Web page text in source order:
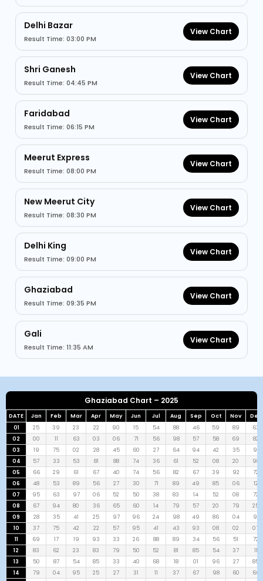
Delhi Bazar
Result Time: 03:00 PM
View Chart
Shri Ganesh
Result Time: 04:45 PM
View Chart
Faridabad
Result Time: 06:15 PM
View Chart
Meerut Express
Result Time: 08:00 PM
View Chart
New Meerut City
Result Time: 08:30 PM
View Chart
Delhi King
Result Time: 09:00 PM
View Chart
Ghaziabad
Result Time: 09:35 PM
View Chart
Gali
Result Time: 11:35 AM
View Chart
Ghaziabad Chart – 2025
DATE Jan Feb Mar Apr May Jun Jul Aug Sep Oct Nov
Dec
01
25 39 23 22 90 15 54 88 46 59 89
63
02
00 11 63 03 06 71 56 98 57 58 69
82
03
19 75 02 28 45 60 27 64 94 42 35
91
04
57 33 53 81 88 74 36 61 52 08 20
98
05
66 29 61 67 40 74 56 82 67 39 92
72
06
48 53 89 56 27 30 71 89 49 85 06
12
07
95 63 97 06 52 50 38 83 14 52 08
72
08
67 94 80 36 65 60 14 79 57 20 79
25
09
28 35 41 25 97 96 24 98 49 86 04
91
10
37 75 42 22 57 95 41 43 93 08 02
07
11
69 17 19 93 33 26 88 89 34 56 51
72
12
83 62 23 83 79 50 52 81 85 54 37
11
13
50 87 54 85 33 40 68 18 01 96 27
85
14
79 04 95 25 27 31 11 37 67 98 60
66